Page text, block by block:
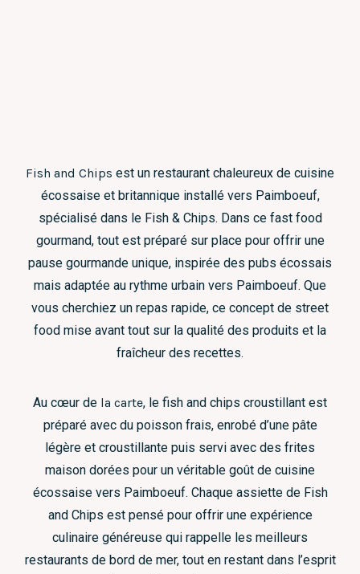
Fish and Chips est un restaurant chaleureux de cuisine
écossaise et britannique installé vers Paimboeuf,
spécialisé dans le Fish & Chips. Dans ce fast food
gourmand, tout est préparé sur place pour offrir une
pause gourmande unique, inspirée des pubs écossais
mais adaptée au rythme urbain vers Paimboeuf. Que
vous cherchiez un repas rapide, ce concept de street
food mise avant tout sur la qualité des produits et la
fraîcheur des recettes.
Au cœur de la carte, le fish and chips croustillant est
préparé avec du poisson frais, enrobé d’une pâte
légère et croustillante puis servi avec des frites
maison dorées pour un véritable goût de cuisine
écossaise vers Paimboeuf. Chaque assiette de Fish
and Chips est pensé pour offrir une expérience
culinaire généreuse qui rappelle les meilleurs
restaurants de bord de mer, tout en restant dans l’esprit